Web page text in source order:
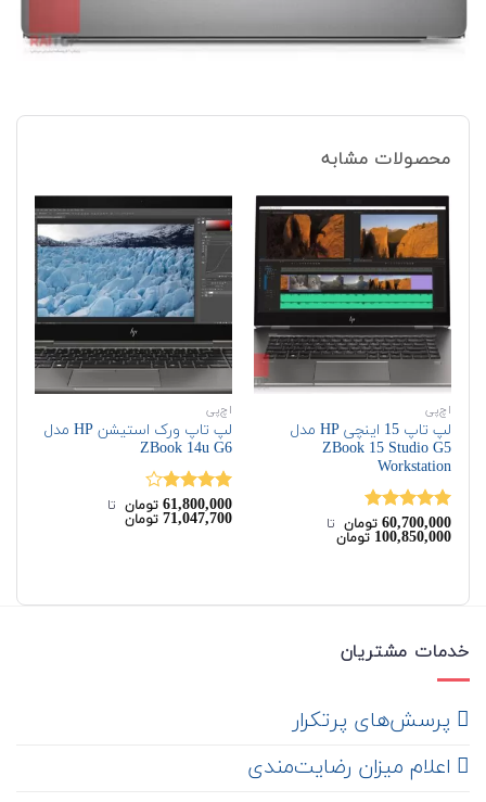
محصولات مشابه
اچ‌پی
لپ تاپ 15 اینچی HP مدل
ZBook 15 Studio G5
Workstation
نمره5.00
از 5
60,700,000 تومان‌ تا ‌
100,850,000 تومان
اچ‌پی
لپ تاپ ورک استیشن HP مدل
ZBook 14u G6
نمره
4.00از 5
61,800,000 تومان‌ تا ‌
71,047,700 تومان
خدمات مشتریان
‌ پرسش‌های پرتکرار
اعلام میزان رضایت‌مندی